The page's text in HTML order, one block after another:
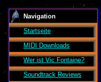
Navigation
Startseite
MIDI Downloads
Wer ist Vic Fontaine?
Soundtrack Reviews